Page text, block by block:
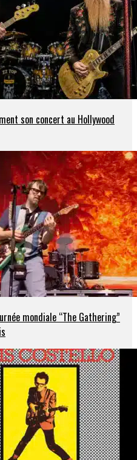
son concert au Hollywood
mondiale “The Gathering”